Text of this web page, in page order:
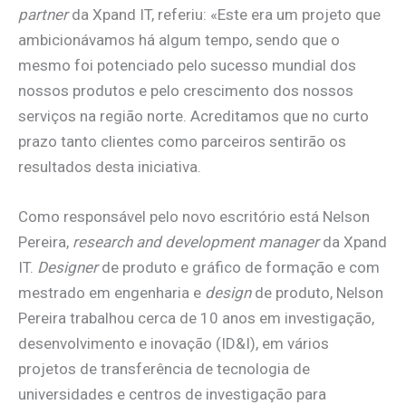
partnerda Xpand IT, referiu: «Este era um projeto que
ambicionávamos há algum tempo, sendo que o
mesmo foi potenciado pelo sucesso mundial dos
nossos produtos e pelo crescimento dos nossos
serviços na região norte. Acreditamos que no curto
prazo tanto clientes como parceiros sentirão os
resultados desta iniciativa.
Como responsável pelo novo escritório está Nelson
Pereira, research and development managerda Xpand
IT. Designerde produto e gráfico de formação e com
mestrado em engenharia e designde produto, Nelson
Pereira trabalhou cerca de 10 anos em investigação,
desenvolvimento e inovação (ID&I), em vários
projetos de transferência de tecnologia de
universidades e centros de investigação para